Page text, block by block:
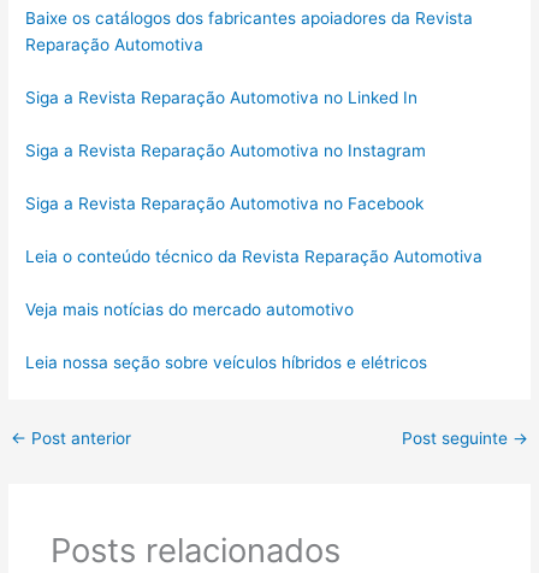
Baixe os catálogos dos fabricantes apoiadores da Revista
Reparação Automotiva
Siga a Revista Reparação Automotiva no Linked In
Siga a Revista Reparação Automotiva no Instagram
Siga a Revista Reparação Automotiva no Facebook
Leia o conteúdo técnico da Revista Reparação Automotiva
Veja mais notícias do mercado automotivo
Leia nossa seção sobre veículos híbridos e elétricos
← Post anterior Post seguinte →
Posts relacionados